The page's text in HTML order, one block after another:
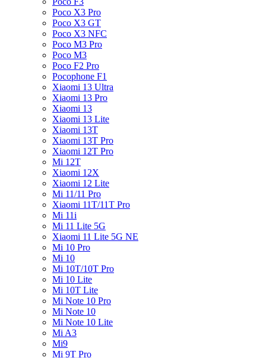
Poco X3 Pro
Poco X3 GT
Poco X3 NFC
Poco M3 Pro
Poco M3
Poco F2 Pro
Pocophone F1
Xiaomi 13 Ultra
Xiaomi 13 Pro
Xiaomi 13
Xiaomi 13 Lite
Xiaomi 13T
Xiaomi 13T Pro
Xiaomi 12T Pro
Mi 12T
Xiaomi 12X
Xiaomi 12 Lite
Mi 11/11 Pro
Xiaomi 11T/11T Pro
Mi 11i
Mi 11 Lite 5G
Xiaomi 11 Lite 5G NE
Mi 10 Pro
Mi 10
Mi 10T/10T Pro
Mi 10 Lite
Mi 10T Lite
Mi Note 10 Pro
Mi Note 10
Mi Note 10 Lite
Mi A3
Mi9
Mi 9T Pro